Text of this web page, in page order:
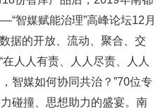
智媒赋能治理”高峰论坛12月
据的开放、流动、聚合、交
人人有责、人人尽责、人人
智媒如何协同共治？”70位专
碰撞、思想助力的盛宴。南